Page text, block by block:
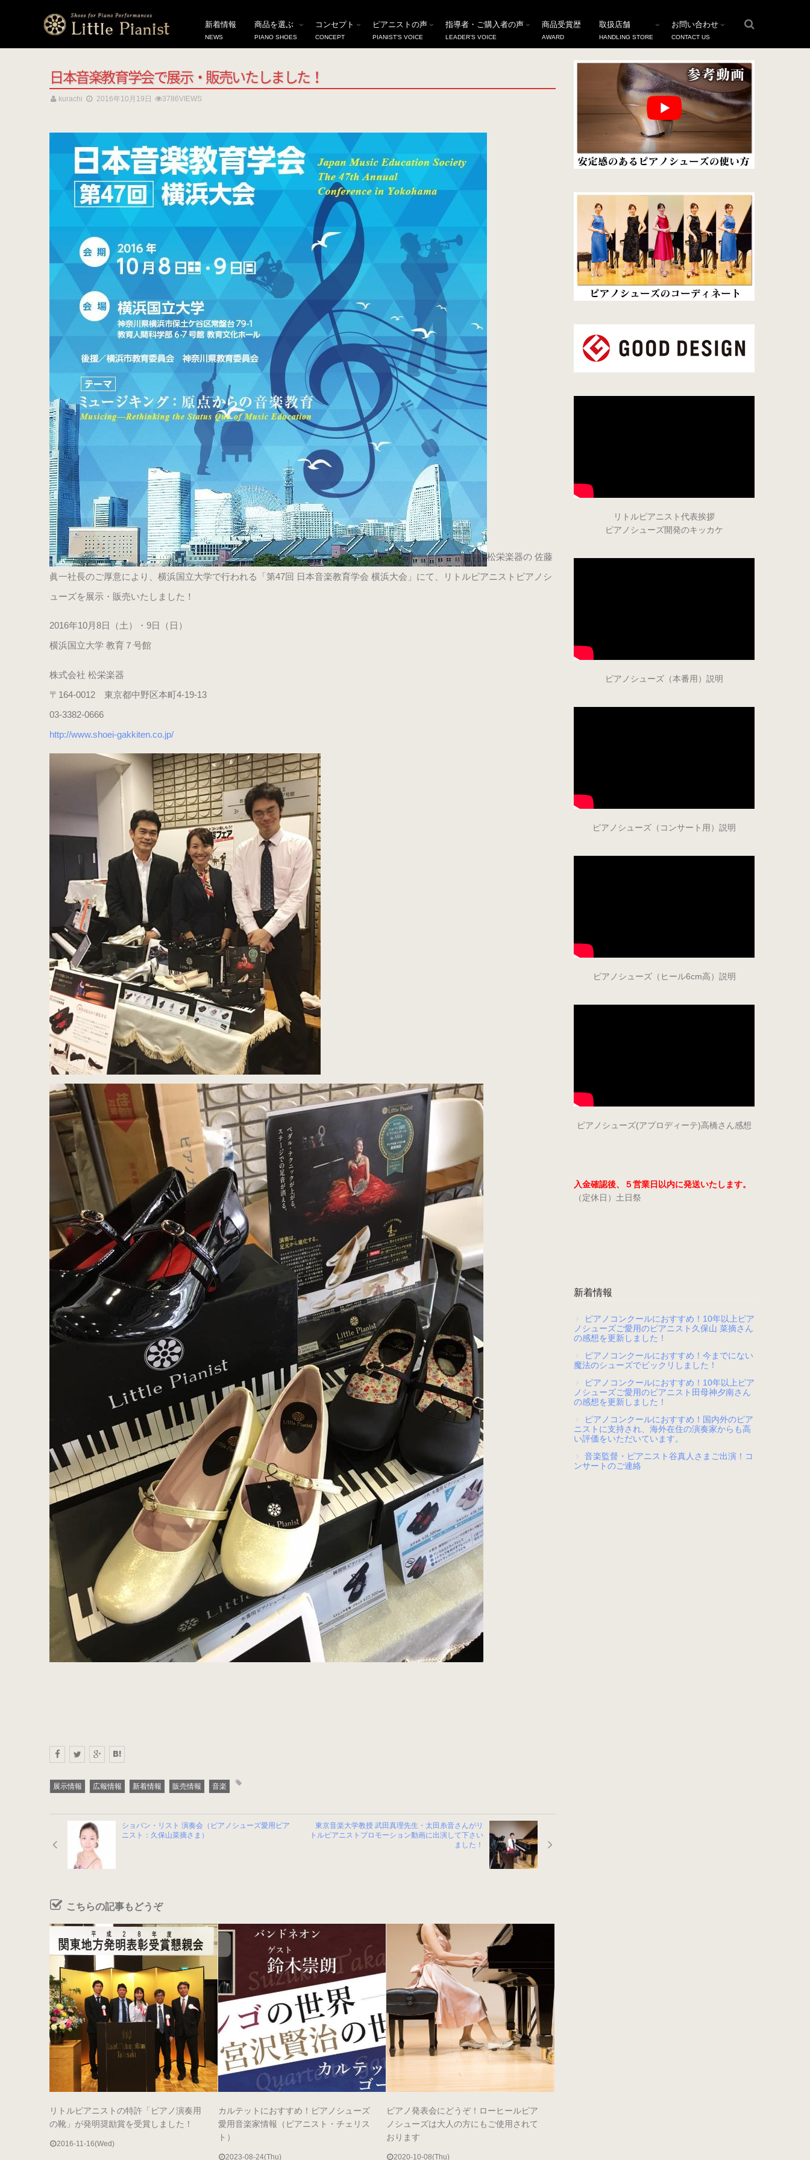
新着情報
NEWS
商品を選ぶ
PIANO SHOES
コンセプト
CONCEPT
ピアニストの声
PIANIST’S VOICE
指導者・ご購入者の声
LEADER’S VOICE
商品受賞歴
AWARD
取扱店舗
HANDLING STORE
お問い合わせ
CONTACT US
展示情報/広報情報/ 新着情報/販売情報 日本音楽教育学会で展示・販売いたしました！
日本音楽教育学会で展示・販売いたしました！
kurachi 2016年10月19日 3786VIEWS
松栄楽器の 佐藤
眞一社長のご厚意により、横浜国立大学で行われる「第47回 日本音楽教育学会 横浜大会」にて、リトルピアニストピアノシ
ューズを展示・販売いたしました！
2016年10月8日（土）・9日（日）
横浜国立大学 教育７号館
株式会社 松栄楽器
〒164-0012 東京都中野区本町4-19-13
03-3382-0666
http://www.shoei-gakkiten.co.jp/
展示情報 広報情報 新着情報 販売情報 音楽
ショパン・リスト 演奏会（ピアノシューズ愛用ピア
ニスト：久保山菜摘さま）
東京音楽大学教授 武田真理先生・太田糸音さんがリ
トルピアニストプロモーション動画に出演して下さい
ました！
こちらの記事もどうぞ
リトルピアニストの特許「ピアノ演奏用
の靴」が発明奨励賞を受賞しました！
2016-11-16(Wed)
カルテットにおすすめ！ピアノシューズ
愛用音楽家情報（ピアニスト・チェリス
ト）
2023-08-24(Thu)
ピアノ発表会にどうぞ！ローヒールピア
ノシューズは大人の方にもご使用されて
おります
2020-10-08(Thu)
リトルピアニスト代表挨拶
ピアノシューズ開発のキッカケ
ピアノシューズ（本番用）説明
ピアノシューズ（コンサート用）説明
ピアノシューズ（ヒール6cm高）説明
ピアノシューズ(アプロディーテ)高橋さん感想
入金確認後、５営業日以内に発送いたします。
（定休日）土日祭
新着情報
ピアノコンクールにおすすめ！10年以上ピア
ノシューズご愛用のピアニスト久保山 菜摘さん
の感想を更新しました！
ピアノコンクールにおすすめ！今までにない
魔法のシューズでビックリしました！
ピアノコンクールにおすすめ！10年以上ピア
ノシューズご愛用のピアニスト田母神夕南さん
の感想を更新しました！
ピアノコンクールにおすすめ！国内外のピア
ニストに支持され、海外在住の演奏家からも高
い評価をいただいています。
音楽監督・ピアニスト谷真人さまご出演！コ
ンサートのご連絡